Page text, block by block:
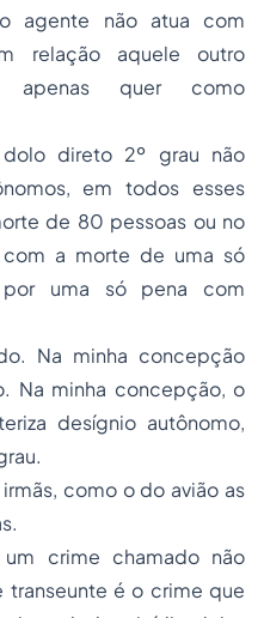
agente não atua com
relação aquele outro
apenas quer como
direto 2º grau não
em todos esses
de 80 pessoas ou no
a morte de uma só
por uma só pena com
Na minha concepção
Na minha concepção, o
desígnio autônomo,
como o do avião as
crime chamado não
transeunte é o crime que